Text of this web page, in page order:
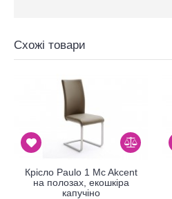
Схожі товари
Крісло Paulo 1 Mc Akcent
на полозах, екошкіра
капучіно